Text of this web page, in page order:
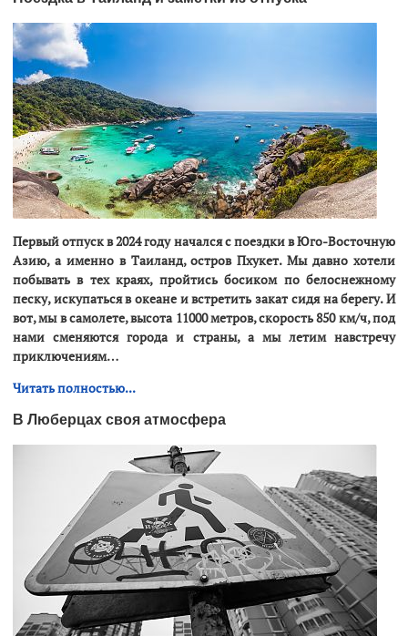
Первый отпуск в 2024 году начался с поездки в Юго-Восточную
Азию, а именно в Таиланд, остров Пхукет. Мы давно хотели
побывать в тех краях, пройтись босиком по белоснежному
песку, искупаться в океане и встретить закат сидя на берегу. И
вот, мы в самолете, высота 11000 метров, скорость 850 км/ч, под
нами сменяются города и страны, а мы летим навстречу
приключениям…
Читать полностью...
В Люберцах своя атмосфера